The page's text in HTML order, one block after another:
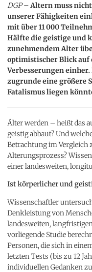
DGP–Altern muss
unserer Fähigkeiten
mit über 11 000
Hälfte die geistige und
zunehmendem Alter
optimistischer Blick
Verbesserungen
zugrunde eine größere
Fatalismus liegen
Älter werden – heißt das
geistig abbaut? Und
Betrachtung im Vergleich
Alterungsprozess?
einer landesweiten,
Ist körperlicher und
Wissenschaftler
Denkleistung von
landesweiten,
vorliegende Studie
Personen, die sich in
letzten Tests (bis zu 12
individuellen Gedanken